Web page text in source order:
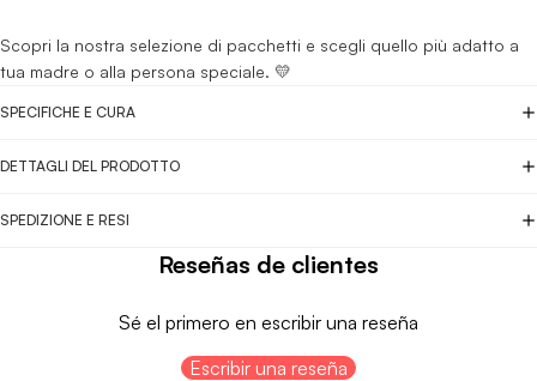
Scopri la nostra selezione di pacchetti e scegli quello più adatto a
tua madre o alla persona speciale. 💛
SPECIFICHE E CURA
DETTAGLI DEL PRODOTTO
SPEDIZIONE E RESI
Reseñas de clientes
Sé el primero en escribir una reseña
Escribir una reseña